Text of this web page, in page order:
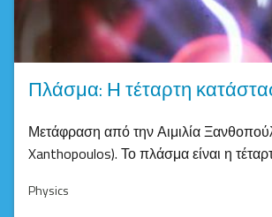
Πλάσμα: Η τέταρτη
Μετάφραση από την Αιμιλία
Xanthopoulos). Το πλάσμα είναι η
Physics